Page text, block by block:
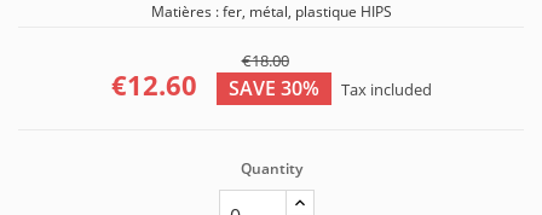
Matières : fer, métal, plastique HIPS
€18.00
€12.60 SAVE 30% Tax included
Quantity